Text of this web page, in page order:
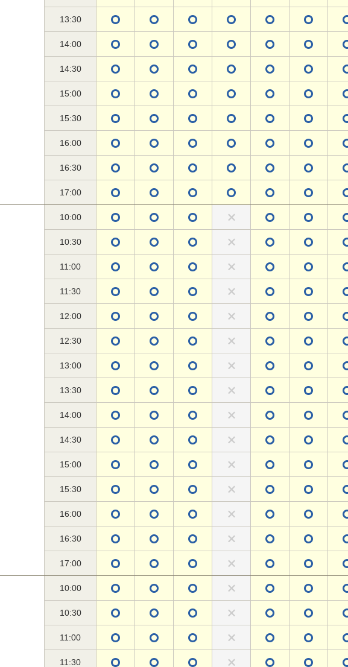
13:30
14:00
14:30
15:00
15:30
16:00
16:30
17:00
10:00
10:30
11:00
11:30
12:00
12:30
13:00
13:30
14:00
14:30
15:00
15:30
16:00
16:30
17:00
10:00
10:30
11:00
11:30